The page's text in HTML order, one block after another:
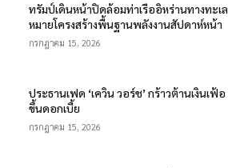
ทรัมป์เดินหน้าปิดล้อมท่าเรืออิหร่านทางทะเล
หมายโครงสร้างพื้นฐานพลังงานสัปดาห์หน้า
กรกฎาคม 15, 2026
ประธานเฟด ‘เควิน วอร์ช’ กร้าวต้านเงินเฟ้
ขึ้นดอกเบี้ย
กรกฎาคม 15, 2026